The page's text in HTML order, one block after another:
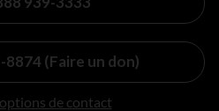
8874 (Faire un don)
de contact